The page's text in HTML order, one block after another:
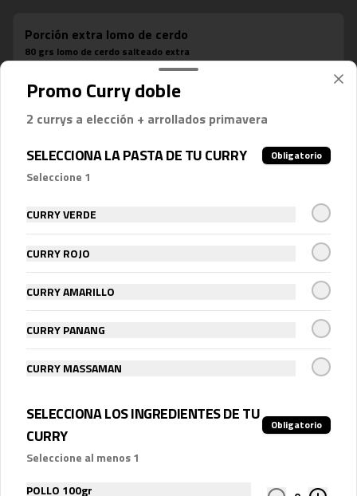
Porción extra lomo de cerdo
80 grs lomo de cerdo salteado extra
$2.500
Golden Sriracha
Elaborada con ajíes frescos
fermentados.
80 gramos de lomo de vacuno salteado
extra
$2.700
Lactonesa
Promo Curry doble
2 currys a elección + arrollados primavera
SELECCIONA LA PASTA DE TU CURRY Obligatorio
Seleccione 1
CURRY VERDE
CURRY ROJO
CURRY AMARILLO
CURRY PANANG
CURRY MASSAMAN
SELECCIONA LOS INGREDIENTES DE TU
CURRY
Obligatorio
Seleccione al menos 1
POLLO 100gr